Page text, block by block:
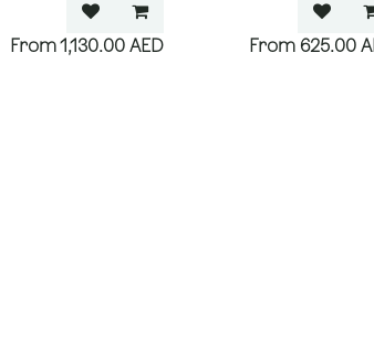
625.00
1,130.00 AED